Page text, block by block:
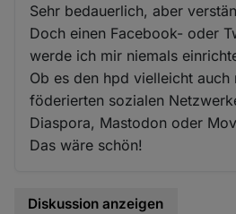
Sehr bedauerlich, aber
Doch einen Facebook- oder
werde ich mir niemals
Ob es den hpd vielleicht auch
föderierten sozialen
Diaspora, Mastodon oder
Das wäre schön!
Diskussion anzeigen